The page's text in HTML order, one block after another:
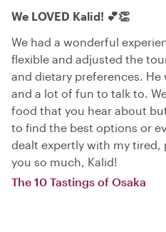
We LOVED Kalid! 💕👏
We had a wonderful
flexible and adjusted the
and dietary preferences. He
and a lot of fun to talk to.
food that you hear about
to find the best options or
dealt expertly with my tired,
you so much, Kalid!
The 10 Tastings of Osaka